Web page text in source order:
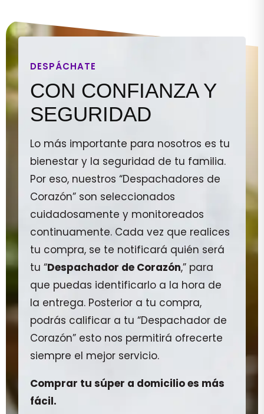
DESPÁCHATE
CON CONFIANZA Y
SEGURIDAD
Lo más importante para nosotros es tu
bienestar y la seguridad de tu familia.
Por eso, nuestros “Despachadores de
Corazón” son seleccionados
cuidadosamente y monitoreados
continuamente. Cada vez que realices
tu compra, se te notificará quién será
tu “Despachador de Corazón,” para
que puedas identificarlo a la hora de
la entrega. Posterior a tu compra,
podrás calificar a tu “Despachador de
Corazón” esto nos permitirá ofrecerte
siempre el mejor servicio.
Comprar tu súper a domicilio es más
fácil.